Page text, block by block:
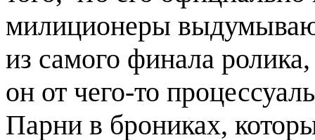
милиционеры
из самого финала
он от чего-то
Парни в брониках,